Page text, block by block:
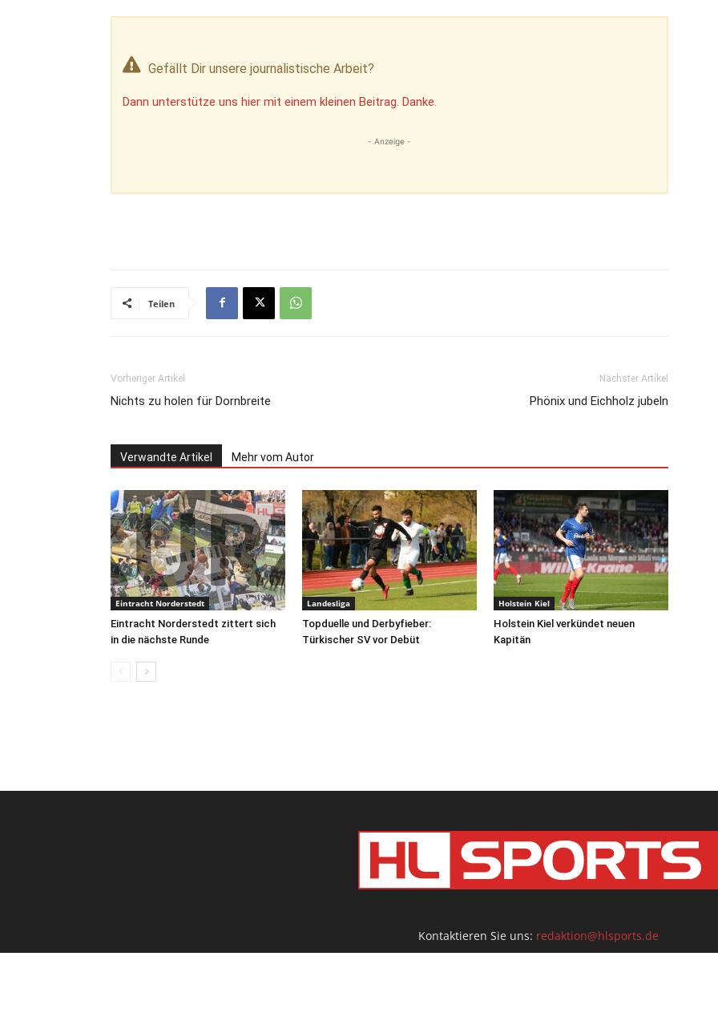
Gefällt Dir unsere journalistische Arbeit?
Dann unterstütze uns hier mit einem kleinen Beitrag. Danke.
- Anzeige -
Teilen
Vorheriger Artikel
Nichts zu holen für Dornbreite
Nächster Artikel
Phönix und Eichholz jubeln
Verwandte Artikel Mehr vom Autor
Eintracht Norderstedt
Eintracht Norderstedt zittert sich
in die nächste Runde
Landesliga
Topduelle und Derbyfieber:
Türkischer SV vor Debüt
Holstein Kiel
Holstein Kiel verkündet neuen
Kapitän
Kontaktieren Sie uns: redaktion@hlsports.de